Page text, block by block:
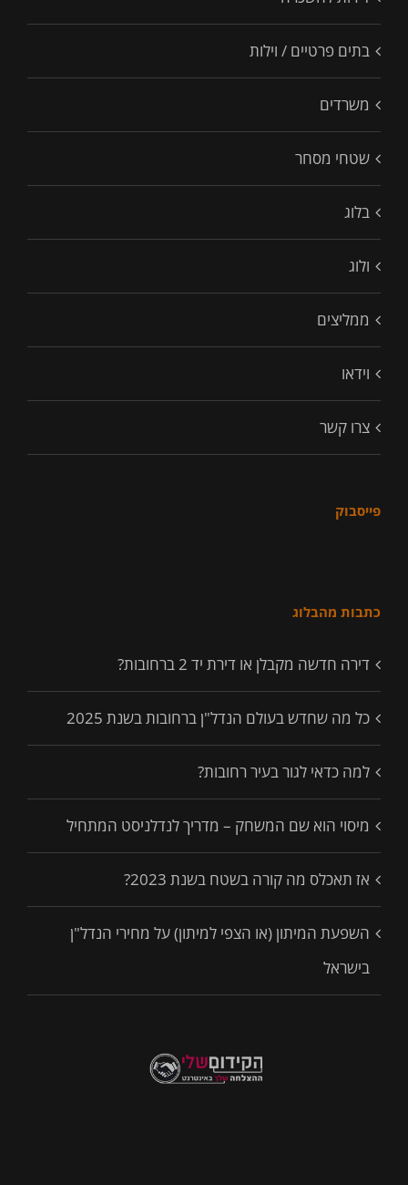
בתים פרטיים / וילות
משרדים
שטחי מסחר
בלוג
ולוג
ממליצים
וידאו
צרו קשר
פייסבוק
כתבות מהבלוג
דירה חדשה מקבלן או דירת יד 2 ברחובות?
כל מה שחדש בעולם הנדל"ן ברחובות בשנת 2025
למה כדאי לגור בעיר רחובות?
מיסוי הוא שם המשחק – מדריך לנדלניסט המתחיל
אז תאכלס מה קורה בשטח בשנת 2023?
השפעת המיתון (או הצפי למיתון) על מחירי הנדל"ן
בישראל